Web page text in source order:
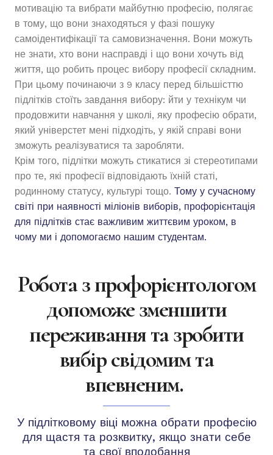
мотивацію та вибрати майбутню професію, полягає
в тому, що вони знаходяться у фазі пошуку
самоідентифікації та самовизначення. Вони можуть
не знати, хто вони насправді і що вони хочуть від
життя, що робить процес вибору професії складним.
При цьому починаючи з 9 класу перед більшісттю
підлітків стоїть завдання вибору: йти у технікум чи
продовжити навчання у школі, яку професію обрати,
який універстет мені підходіть, у якій справі вони
зможуть реалізуватися та заробляти.
Крім того, підлітки можуть стикатися зі стереотипами
про те, які професії відповідають їхній статі,
родинному статусу, культурі тощо. Тому у сучасному
світі при наявності міліонів виборів, профорієнтація
для підлітків стає важливим життєвим уроком, в
чому ми і допомогаємо нашим студентам.
Робота з профорієнтологом
допоможе зменшити
переживання та зробити
вибір свідомим та
впевненим.
У підлітковому віці можна обрати професію
для щастя та розквитку, якщо знати себе
та свої вподобання